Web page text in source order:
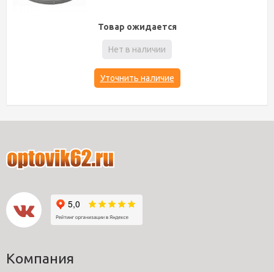
Товар ожидается
Нет в наличии
Уточнить наличие
Компания